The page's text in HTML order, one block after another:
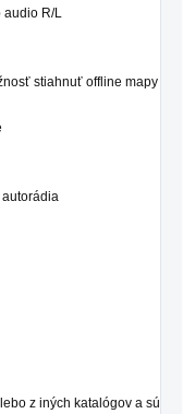
audio R/L
stiahnuť offline mapy
z iných katalógov a sú